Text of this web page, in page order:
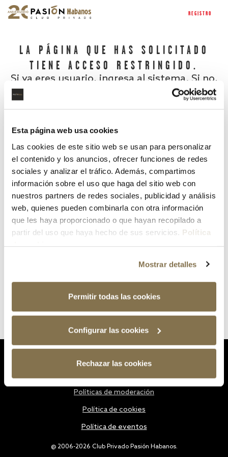
Esta página web usa cookies
Las cookies de este sitio web se usan para personalizar
el contenido y los anuncios, ofrecer funciones de redes
sociales y analizar el tráfico. Además, compartimos
información sobre el uso que haga del sitio web con
nuestros partners de redes sociales, publicidad y análisis
web, quienes pueden combinarla con otra información
que les haya proporcionado o que hayan recopilado a
partir del uso que haya hecho de sus servicios. Política
Mostrar detalles
Permitir todas las cookies
Configurar las cookies
Rechazar las cookies
REGISTRO
LA PÁGINA QUE HAS SOLICITADO
TIENE ACCESO RESTRINGIDO.
Si ya eres usuario, ingresa al sistema. Si no,
¿Has olvidado tu contraseña?
@ 2006-2026 Club Privado Pasión Habanos.
Políticas de moderación
Política de cookies
Política de eventos